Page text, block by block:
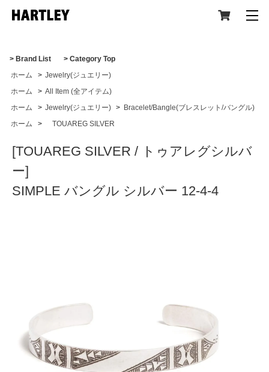
> Brand List
> Category Top
ホーム
> Jewelry(ジュエリー)
ホーム
> All Item (全アイテム)
ホーム
> Jewelry(ジュエリー) > Bracelet/Bangle(ブレスレット/バングル)
ホーム
> TOUAREG SILVER
[TOUAREG SILVER / トゥアレグシルバ
ー]
SIMPLE バングル シルバー 12-4-4
CATEGORY
All Item (全アイテム)
Tops(トップス)
Headwear(キャップ,ハット等)
Footwear(シューズ,ブーツ,サンダル等)